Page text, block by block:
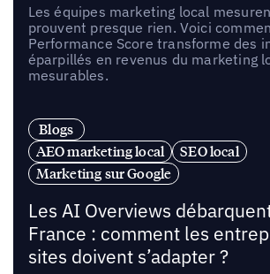
Les équipes marketing local
prouvent presque rien. Voici
Performance Score transforme des
éparpillés en revenus du marketing
mesurables.
Blogs
AEO marketing local
SEO local
Marketing sur Google
Les AI Overviews
France : comment les
sites doivent s’adapter ?